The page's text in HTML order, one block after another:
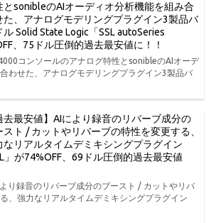
とsonibleのAIオーディオ分析機能を組み合
た、アナログモデリングプラグイン3製品バ
ル Solid State Logic「SSL autoSeries
、75ドル圧倒的過去最安値に！！
4000コンソールのアナログ特性とsonibleのAIオーデ
わせた、アナログモデリングプラグイン3製品バ
去最安値】AIにより録音のリバーブ成分の
スト / カットやリバーブの特性を変更する、
なリアルタイムデミキシングプラグイン
」が74%OFF、69ドル圧倒的過去最安値
り録音のリバーブ成分のブースト / カットやリバ
、強力なリアルタイムデミキシングプラグイン